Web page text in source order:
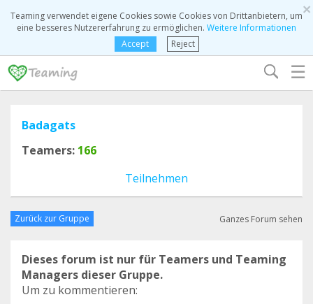
×
Teaming verwendet eigene Cookies sowie Cookies von Drittanbietern, um
eine besseres Nutzererfahrung zu ermöglichen. Weitere Informationen
Accept
Reject
☰
Badagats
Teamers: 166
Teilnehmen
Zurück zur Gruppe Ganzes Forum sehen
Dieses forum ist nur für Teamers und Teaming
Managers dieser Gruppe.
Um zu kommentieren: